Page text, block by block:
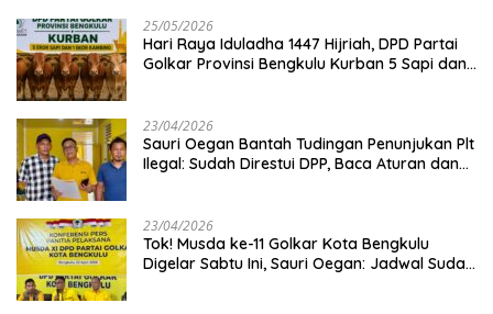
25/05/2026
Hari Raya Iduladha 1447 Hijriah, DPD Partai
Golkar Provinsi Bengkulu Kurban 5 Sapi dan 1
23/04/2026
Sauri Oegan Bantah Tudingan Penunjukan Plt
Ilegal: Sudah Direstui DPP, Baca Aturan dan
23/04/2026
‎Tok! Musda ke-11 Golkar Kota Bengkulu
Digelar Sabtu Ini, Sauri Oegan: Jadwal Sudah